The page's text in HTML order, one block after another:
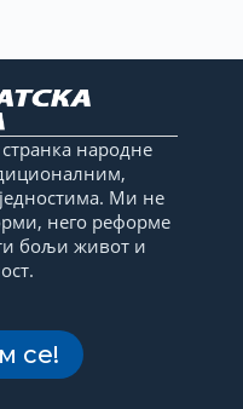
странка народне
Ми не
него реформе
бољи живот и
се!